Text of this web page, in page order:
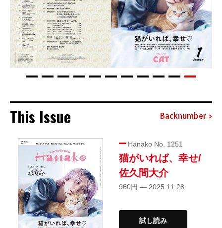
This Issue Backnumber
Hanako No. 1251
猫がいれば、幸せ/
佐久間大介
960円 — 2025.11.28
試し読み